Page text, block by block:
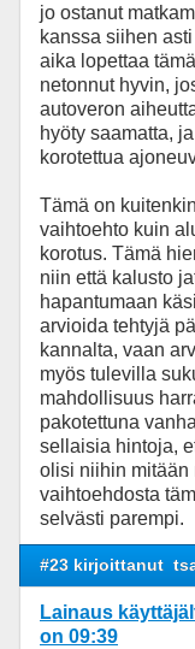
jo ostanut
kanssa siihen
aika lopettaa
netonnut hyvin,
autoveron
hyöty saamatta,
korotettua
Tämä on
vaihtoehto kuin
korotus. Tämä
niin että kalusto
hapantumaan
arvioida tehtyjä
kannalta, vaan
myös tulevilla
mahdollisuus
pakotettuna
sellaisia hintoja,
olisi niihin mitään
vaihtoehdosta
selvästi parempi.
#23 kirjoittanut
Lainaus
on 09:39